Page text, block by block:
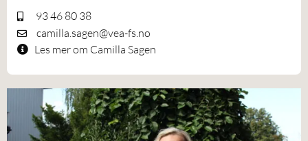
93 46 80 38
camilla.sagen@vea-fs.no
Les mer om Camilla Sagen